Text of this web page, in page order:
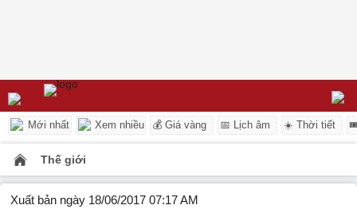
Mới nhất Xem nhiều 💰 Giá vàng 📅 Lịch âm ☀️ Thời tiết
Thế giới
Xuất bản ngày 18/06/2017 07:17 AM